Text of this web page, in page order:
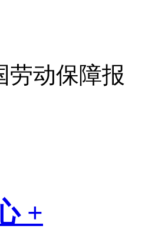
劳动保障
+